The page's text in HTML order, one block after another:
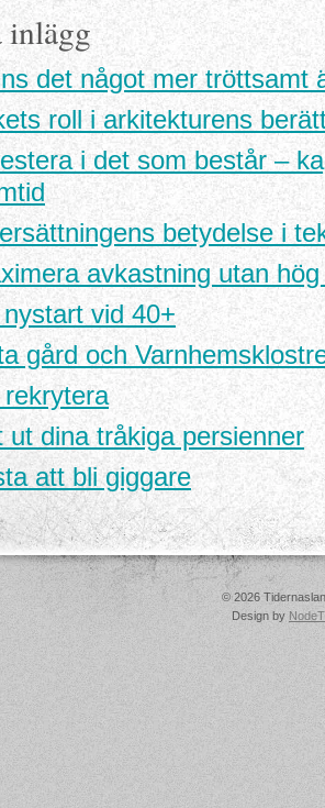
inlägg
det något mer tröttsamt
roll i arkitekturens
i det som består –
betydelse i
avkastning utan
vid 40+
gård och
ut dina tråkiga persienner
att bli giggare
© 2026
Design by